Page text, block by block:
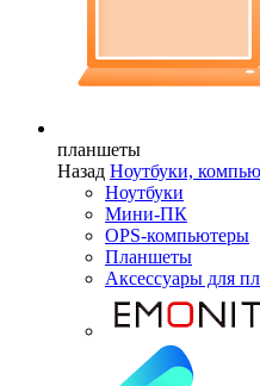
планшеты
Назад Ноутбуки,
Ноутбуки
Мини-ПК
OPS-компьютеры
Планшеты
Аксессуары для